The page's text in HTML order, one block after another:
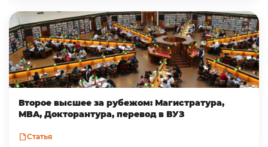
Второе высшее за рубежом: Магистратура,
MBA, Докторантура, перевод в ВУЗ
Статья